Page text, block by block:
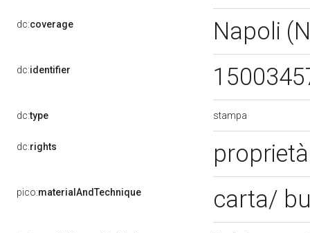
dc:coverage Napoli
dc:identifier
dc:type stampa
dc:rights
pico:materialAndTechnique carta/